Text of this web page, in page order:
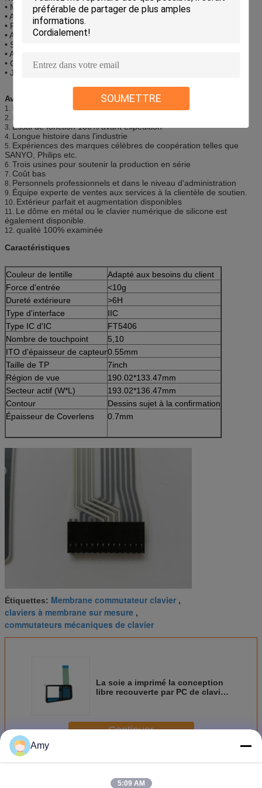
SOUMETTRE
• Matériel médical
• Appareillage de télécommunication
• Réseaux téléphoniques
• Appareils électroménagers
• Systèmes de sécurité
• Appareillage de point de vente
• Contrôles industriels
• Jouets
Avantage compétitif :
1. Haut fiable dans la fonction
2. Longue durée avec 1 million de fois d'opération
3. Essai de fonction 100% avant expédition
4. Longue histoire dans l'industrie
5. Expériences des marques célèbres de coopération telles que
SANYO, Philips etc.
6. Trois usines pour soutenir la production en série
7. Coût bas
8. Personnels professionnels et dans le niveau d'administration
9. Équipe experte de ventes aux services à la clientèle de soutien.
10. Extérieur parfait et augmentation disponibles
11. Le dôme en métal ou le clavier numérique de silicone est
également disponible.
12. qualité 100% examinée
Caractéristiques
Couleur de lentille
Adapté aux besoins du client
Force d'entrée
<10g
Dureté extérieure
>6H
Type d'interface
IIC
Type IC d'IC
FT5406
Nombre de touchpoint
5,10
ITO d'épaisseur de capteur0.55mm
Taille de TP
7inch
Région de vue
190.02*133.47mm
Secteur actif (W*L)
193.02*136.47mm
Contour
Dessins sujet à la confirmation
Épaisseur de Coverlens
0.7mm
Étiquettes: Membrane commutateur clavier ,
claviers à membrane sur mesure ,
commutateurs mécaniques de clavier
La soie a imprimé la conception
libre recouverte par PC de clavier
Continuer
PlusClavier de membrane switch
Amy
5:09 AM